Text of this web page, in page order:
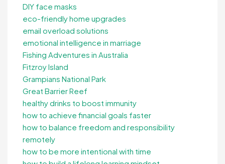
DIY face masks
eco-friendly home upgrades
email overload solutions
emotional intelligence in marriage
Fishing Adventures in Australia
Fitzroy Island
Grampians National Park
Great Barrier Reef
healthy drinks to boost immunity
how to achieve financial goals faster
how to balance freedom and responsibility
remotely
how to be more intentional with time